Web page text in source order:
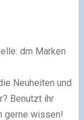
dm Marken
Neuheiten und
Benutzt ihr
gerne wissen!